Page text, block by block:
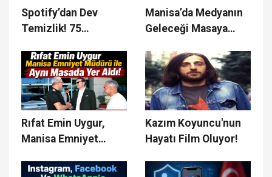
Spotify’dan Dev
Temizlik! 75
Spam Parça
Platformdan
Kaldırıldı!
Manisa’da Medyanın
Geleceği Masaya
Rıfat Emin Uygur,
Manisa Emniyet
Masada Yer Aldı!
Kazım Koyuncu'nun
Hayatı Film Oluyor!